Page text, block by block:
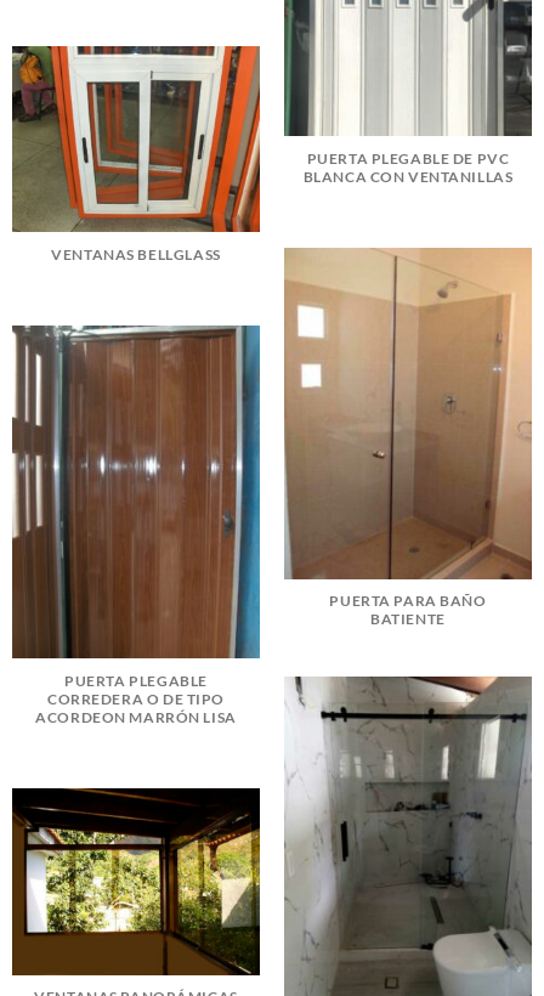
PUERTA PLEGABLE DE PVC
BLANCA CON VENTANILLAS
VENTANAS BELLGLASS
PUERTA PARA BAÑO
BATIENTE
PUERTA PLEGABLE
CORREDERA O DE TIPO
ACORDEON MARRÓN LISA